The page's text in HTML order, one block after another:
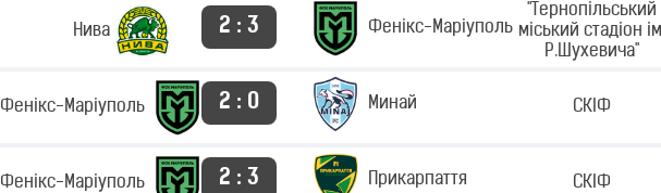
Нива 2 : 3 Фенікс-Маріуполь
"Тернопільський
міський стадіон
Р.Шухевича"
Фенікс-Маріуполь 2 : 0 Минай СКІФ
Фенікс-Маріуполь 2 : 3 Прикарпаття СКІФ